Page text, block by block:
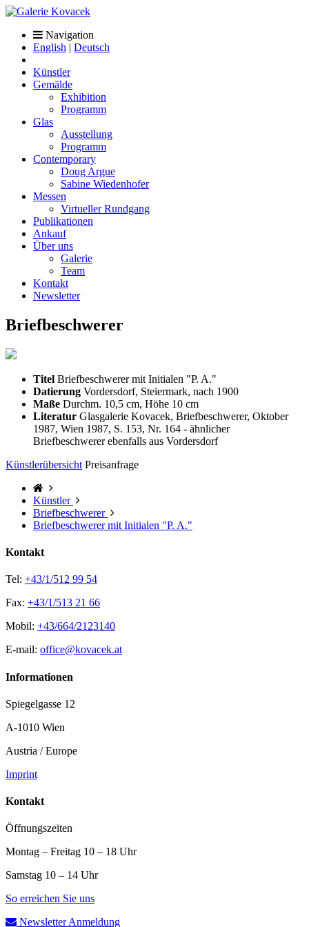
Navigation
English | Deutsch
Künstler
Gemälde
Exhibition
Programm
Glas
Ausstellung
Programm
Contemporary
Doug Argue
Sabine Wiedenhofer
Messen
Virtueller Rundgang
Publikationen
Ankauf
Über uns
Galerie
Team
Kontakt
Newsletter
Briefbeschwerer
Titel Briefbeschwerer mit Initialen "P. A."
Datierung Vordersdorf, Steiermark, nach 1900
Maße Durchm. 10,5 cm, Höhe 10 cm
Literatur Glasgalerie Kovacek, Briefbeschwerer, Oktober
1987, Wien 1987, S. 153, Nr. 164 - ähnlicher
Briefbeschwerer ebenfalls aus Vordersdorf
Künstlerübersicht Preisanfrage
Künstler
Briefbeschwerer
Briefbeschwerer mit Initialen "P. A."
Kontakt
Tel: +43/1/512 99 54
Fax: +43/1/513 21 66
Mobil: +43/664/2123140
E-mail: office@kovacek.at
Informationen
Spiegelgasse 12
A-1010 Wien
Austria / Europe
Imprint
Kontakt
Öffnungszeiten
Montag – Freitag 10 – 18 Uhr
Samstag 10 – 14 Uhr
So erreichen Sie uns
Newsletter Anmeldung